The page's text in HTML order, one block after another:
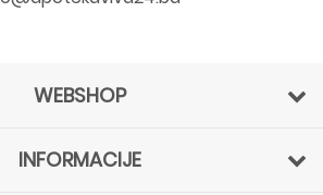
WEBSHOP
INFORMACIJE